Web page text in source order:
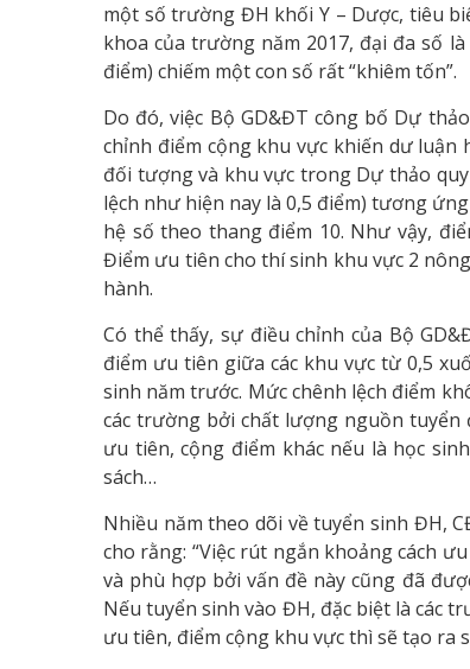
một số trường ĐH khối Y – Dược, tiêu
khoa của trường năm 2017, đại đa số
điểm) chiếm một con số rất “khiêm tốn”.
Do đó, việc Bộ GD&ĐT công bố Dự
chỉnh điểm cộng khu vực khiến dư luận
đối tượng và khu vực trong Dự thảo
lệch như hiện nay là 0,5 điểm) tương
hệ số theo thang điểm 10. Như vậy,
Điểm ưu tiên cho thí sinh khu vực 2
hành.
Có thể thấy, sự điều chỉnh của Bộ
điểm ưu tiên giữa các khu vực từ 0,5
sinh năm trước. Mức chênh lệch điểm
các trường bởi chất lượng nguồn tuyển
ưu tiên, cộng điểm khác nếu là học
sách…
Nhiều năm theo dõi về tuyển sinh ĐH,
cho rằng: “Việc rút ngắn khoảng cách
và phù hợp bởi vấn đề này cũng đã
Nếu tuyển sinh vào ĐH, đặc biệt là các
ưu tiên, điểm cộng khu vực thì sẽ tạo ra